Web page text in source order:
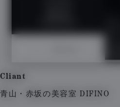
Data
Cliant
青山・赤坂の美容室 DIFINO